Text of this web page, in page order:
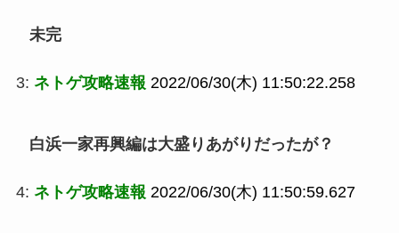
未完
3: ネトゲ攻略速報 2022/06/30(木) 11:50:22.258
白浜一家再興編は大盛りあがりだったが？
4: ネトゲ攻略速報 2022/06/30(木) 11:50:59.627